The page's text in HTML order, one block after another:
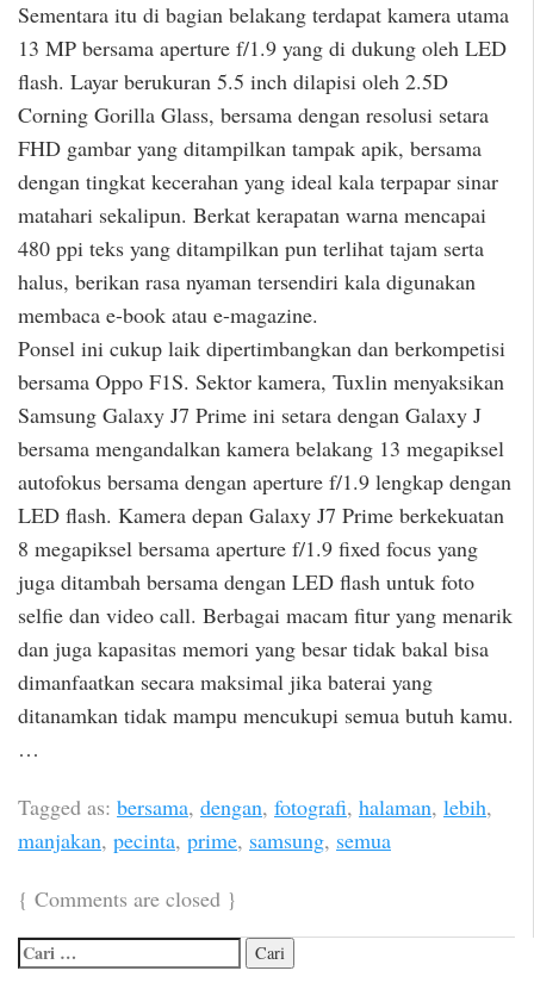
Sementara itu di bagian belakang terdapat kamera utama
13 MP bersama aperture f/1.9 yang di dukung oleh LED
flash. Layar berukuran 5.5 inch dilapisi oleh 2.5D
Corning Gorilla Glass, bersama dengan resolusi setara
FHD gambar yang ditampilkan tampak apik, bersama
dengan tingkat kecerahan yang ideal kala terpapar sinar
matahari sekalipun. Berkat kerapatan warna mencapai
480 ppi teks yang ditampilkan pun terlihat tajam serta
halus, berikan rasa nyaman tersendiri kala digunakan
membaca e-book atau e-magazine.
Ponsel ini cukup laik dipertimbangkan dan berkompetisi
bersama Oppo F1S. Sektor kamera, Tuxlin menyaksikan
Samsung Galaxy J7 Prime ini setara dengan Galaxy J
bersama mengandalkan kamera belakang 13 megapiksel
autofokus bersama dengan aperture f/1.9 lengkap dengan
LED flash. Kamera depan Galaxy J7 Prime berkekuatan
8 megapiksel bersama aperture f/1.9 fixed focus yang
juga ditambah bersama dengan LED flash untuk foto
selfie dan video call. Berbagai macam fitur yang menarik
dan juga kapasitas memori yang besar tidak bakal bisa
dimanfaatkan secara maksimal jika baterai yang
ditanamkan tidak mampu mencukupi semua butuh kamu.
…
Tagged as: bersama, dengan, fotografi, halaman, lebih,
manjakan, pecinta, prime, samsung, semua
{ Comments are closed }